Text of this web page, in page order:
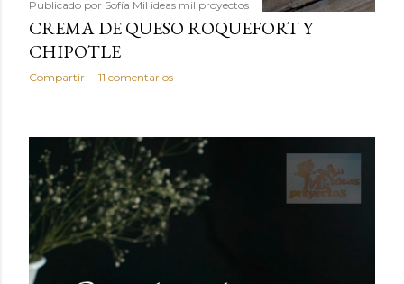
Publicado por Sofía Mil ideas mil proyectos
CREMA DE QUESO ROQUEFORT Y
CHIPOTLE
Compartir 11 comentarios